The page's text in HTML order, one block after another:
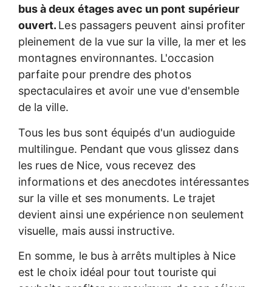
bus à deux étages avec un pont supérieur
ouvert. Les passagers peuvent ainsi profiter
pleinement de la vue sur la ville, la mer et les
montagnes environnantes. L'occasion
parfaite pour prendre des photos
spectaculaires et avoir une vue d'ensemble
de la ville.
Tous les bus sont équipés d'un audioguide
multilingue. Pendant que vous glissez dans
les rues de Nice, vous recevez des
informations et des anecdotes intéressantes
sur la ville et ses monuments. Le trajet
devient ainsi une expérience non seulement
visuelle, mais aussi instructive.
En somme, le bus à arrêts multiples à Nice
est le choix idéal pour tout touriste qui